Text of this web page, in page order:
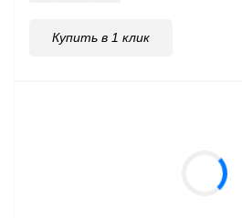
Купить в 1 клик